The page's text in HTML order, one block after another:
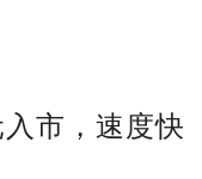
市，速度快